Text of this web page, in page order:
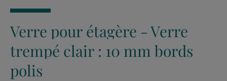
Verre pour étagère - Verre
trempé clair : 10 mm bords
polis